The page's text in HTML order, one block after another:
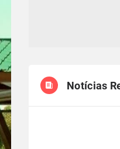
Notícias